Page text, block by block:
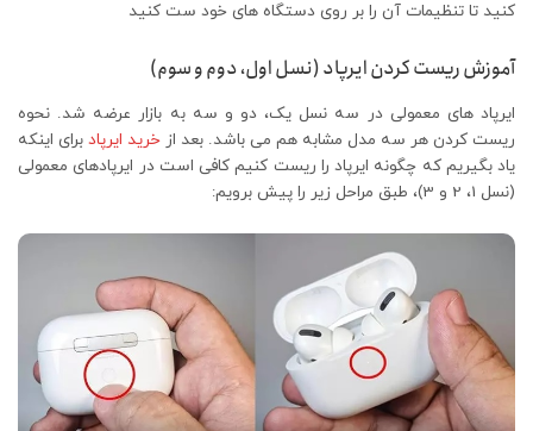
کنید تا تنظیمات آن را بر روی دستگاه های خود ست کنید
آموزش ریست کردن ایرپاد (نسل اول، دوم و سوم)
ایرپاد های معمولی در سه نسل یک، دو و سه به بازار عرضه شد. نحوه
ریست کردن هر سه مدل مشابه هم می باشد. بعد از خرید ایرپاد برای اینکه
یاد بگیریم که چگونه ایرپاد را ریست کنیم کافی است در ایرپادهای معمولی
(نسل 1، 2 و 3)، طبق مراحل زیر را پیش برویم: